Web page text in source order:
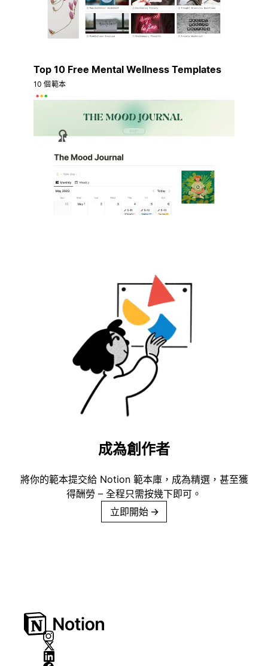
Top 10 Free Mental Wellness Templates
10 個範本
成為創作者
將你的範本提交給 Notion 範本庫，成為精選，甚至獲
得酬勞 – 全程只需按幾下即可。
立即開始 →